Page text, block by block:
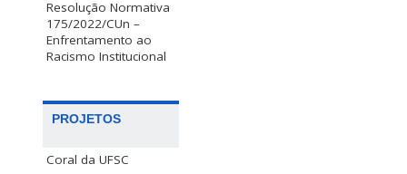
Resolução Normativa
175/2022/CUn –
Enfrentamento ao
Racismo Institucional
PROJETOS
Coral da UFSC